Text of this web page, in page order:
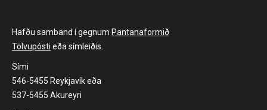
Hafðu samband í gegnum Pantanaformið
Tölvupósti eða símleiðis.
Sími
546-5455 Reykjavík eða
537-5455 Akureyri